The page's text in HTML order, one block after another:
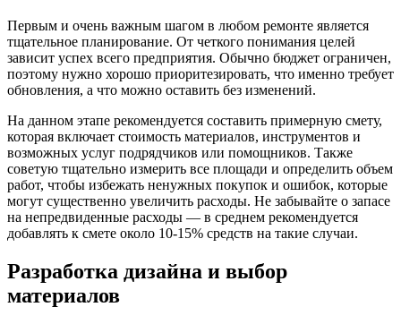
Первым и очень важным шагом в любом ремонте является
тщательное планирование. От четкого понимания целей
зависит успех всего предприятия. Обычно бюджет ограничен,
поэтому нужно хорошо приоритезировать, что именно требует
обновления, а что можно оставить без изменений.
На данном этапе рекомендуется составить примерную смету,
которая включает стоимость материалов, инструментов и
возможных услуг подрядчиков или помощников. Также
советую тщательно измерить все площади и определить объем
работ, чтобы избежать ненужных покупок и ошибок, которые
могут существенно увеличить расходы. Не забывайте о запасе
на непредвиденные расходы — в среднем рекомендуется
добавлять к смете около 10-15% средств на такие случаи.
Разработка дизайна и выбор
материалов